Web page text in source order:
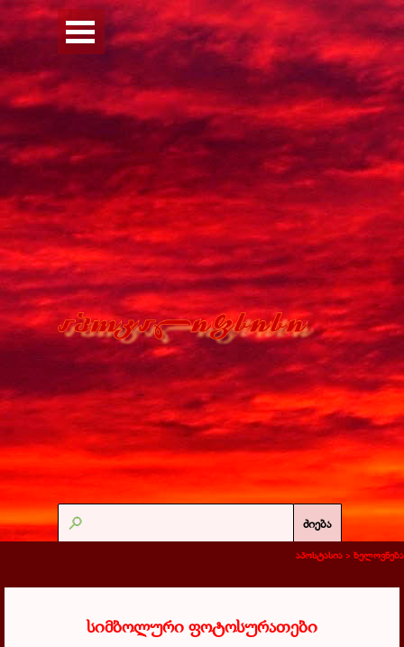
Перейти к контенту
Пропустить меню
ძიება
აპოსტასია > ხელოვნება
სიმბოლური ფოტოსურათები